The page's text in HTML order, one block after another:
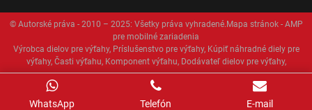
© Autorské práva - 2010 – 2025: Všetky práva vyhradené.Mapa stránok- AMP
pre mobilné zariadenia
Výrobca dielov pre výťahy, Príslušenstvo pre výťahy, Kúpiť náhradné diely pre
výťahy, Časti výťahu, Komponent výťahu, Dodávateľ dielov pre výťahy,
WhatsApp Telefón E-mail